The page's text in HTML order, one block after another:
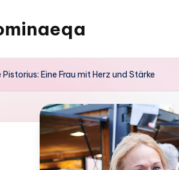
Pistorius: Eine Frau mit Herz und Stärke